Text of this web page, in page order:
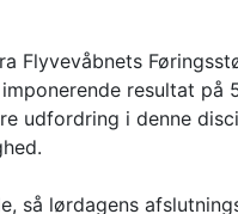
Flyvevåbnets
resultat på
udfordring i denne
så lørdagens